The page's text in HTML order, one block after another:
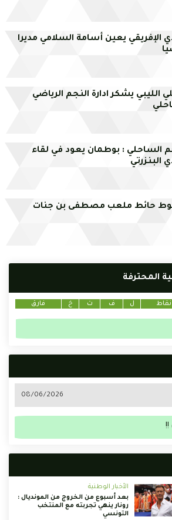
الإفريقي يعين أسامة السلامي مديرا
الليبي يشكر ادارة النجم الرياضي
الساحلي : بوطمان يعود في لقاء
البنزرتي
حائط ملعب مصطفى بن جنات
المحترفة
نقاط ل ف ت خ فارق
!!
الأخبار الوطنية
بعد أسبوع من الخروج من المونديال :
رونار ينهي تجربته مع المنتخب
التونسي